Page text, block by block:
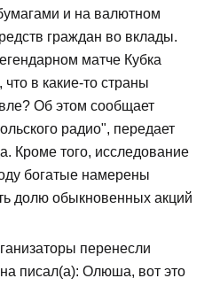
и на валютном
граждан во вклады.
матче Кубка
в какие-то страны
Об этом сообщает
радио", передает
Кроме того, исследование
богатые намерены
долю обыкновенных акций
перенесли
писал(а): Олюша, вот это